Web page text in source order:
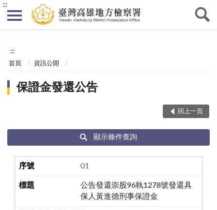
:::
:::
首頁 資訊公開
保證金發還公告
回上一頁
顯示條件查詢
01
公告發還崇股96執1278號發還具
保人黃進德刑事保證金